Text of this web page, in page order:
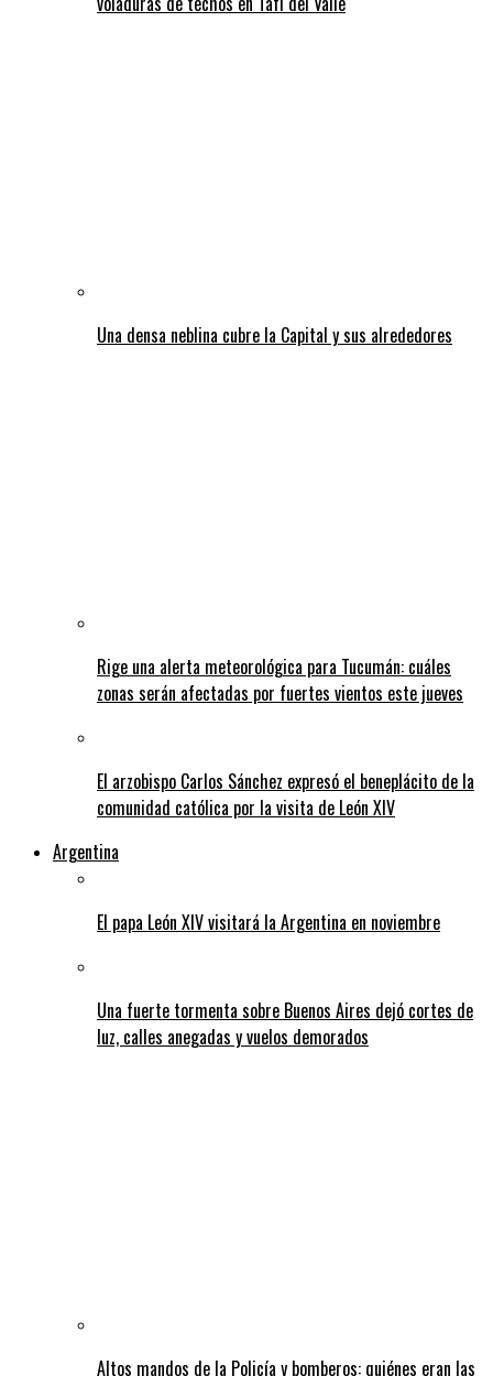
Una densa neblina cubre la Capital y sus alrededores
Rige una alerta meteorológica para Tucumán: cuáles
zonas serán afectadas por fuertes vientos este jueves
El arzobispo Carlos Sánchez expresó el beneplácito de la
comunidad católica por la visita de León XIV
Argentina
El papa León XIV visitará la Argentina en noviembre
Una fuerte tormenta sobre Buenos Aires dejó cortes de
luz, calles anegadas y vuelos demorados
Altos mandos de la Policía y bomberos: quiénes eran las